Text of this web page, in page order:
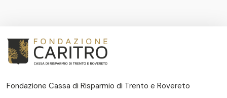
Fondazione Cassa di Risparmio di Trento e Rovereto